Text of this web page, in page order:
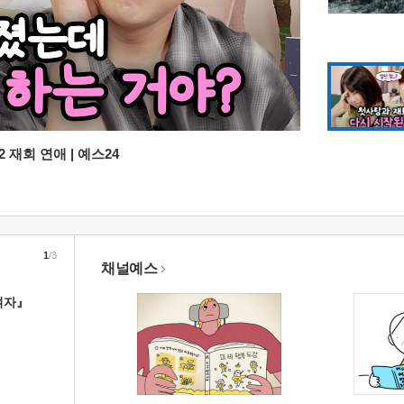
재회 연애 | 예스24
』
1/3
채널예스